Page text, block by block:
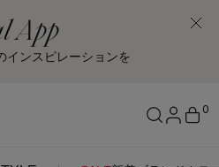
App
インスピレーションを
0